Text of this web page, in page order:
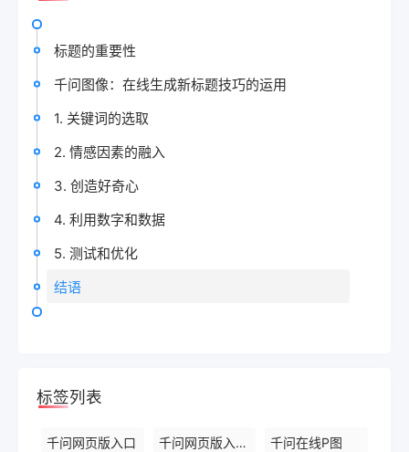
标题的重要性
千问图像：在线生成新标题技巧的运用
1. 关键词的选取
2. 情感因素的融入
3. 创造好奇心
4. 利用数字和数据
5. 测试和优化
结语
标签列表
千问网页版入口 千问网页版入口官网 千问在线P图